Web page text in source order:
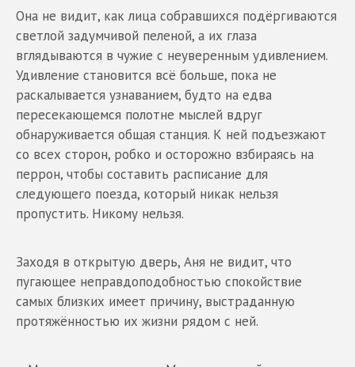
Она не видит, как лица собравшихся подёргиваются
светлой задумчивой пеленой, а их глаза
вглядываются в чужие с неуверенным удивлением.
Удивление становится всё больше, пока не
раскалывается узнаванием, будто на едва
пересекающемся полотне мыслей вдруг
обнаруживается общая станция. К ней подъезжают
со всех сторон, робко и осторожно взбираясь на
перрон, чтобы составить расписание для
следующего поезда, который никак нельзя
пропустить. Никому нельзя.
Заходя в открытую дверь, Аня не видит, что
пугающее неправдоподобностью спокойствие
самых близких имеет причину, выстраданную
протяжённостью их жизни рядом с ней.